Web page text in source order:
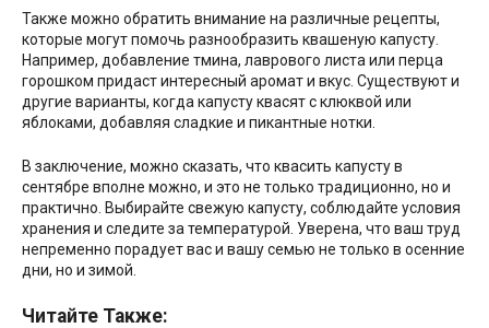
Также можно обратить внимание на различные рецепты,
которые могут помочь разнообразить квашеную капусту.
Например, добавление тмина, лаврового листа или перца
горошком придаст интересный аромат и вкус. Существуют и
другие варианты, когда капусту квасят с клюквой или
яблоками, добавляя сладкие и пикантные нотки.
В заключение, можно сказать, что квасить капусту в
сентябре вполне можно, и это не только традиционно, но и
практично. Выбирайте свежую капусту, соблюдайте условия
хранения и следите за температурой. Уверена, что ваш труд
непременно порадует вас и вашу семью не только в осенние
дни, но и зимой.
Читайте Также: